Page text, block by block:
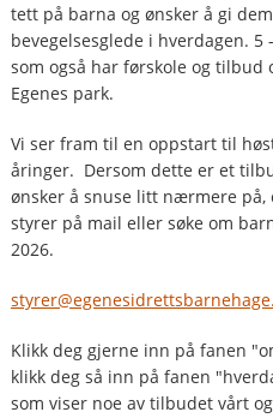
tett på barna og ønsker å gi
bevegelsesglede i hverdagen.
som også har førskole og tilbud
Egenes park.
Vi ser fram til en oppstart til
åringer. Dersom dette er et
ønsker å snuse litt nærmere på,
styrer på mail eller søke om
2026.
Klikk deg gjerne inn på fanen
klikk deg så inn på fanen
som viser noe av tilbudet vårt